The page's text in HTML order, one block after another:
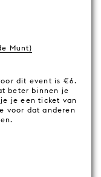
Munt)
dit event is €6.
beter binnen je
je een ticket van
voor dat anderen